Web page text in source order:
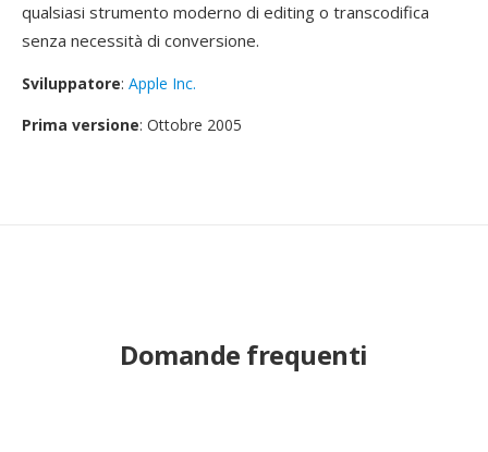
qualsiasi strumento moderno di editing o transcodifica
senza necessità di conversione.
Sviluppatore: Apple Inc.
Prima versione: Ottobre 2005
Domande frequenti